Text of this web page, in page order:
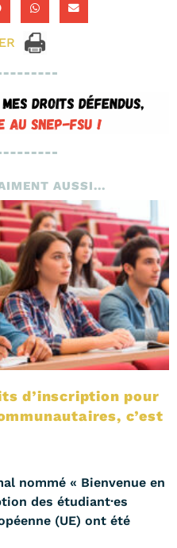
AUSSI...
d’inscription pour
c’est
nommé « Bienvenue en
des étudiant·es
(UE) ont été